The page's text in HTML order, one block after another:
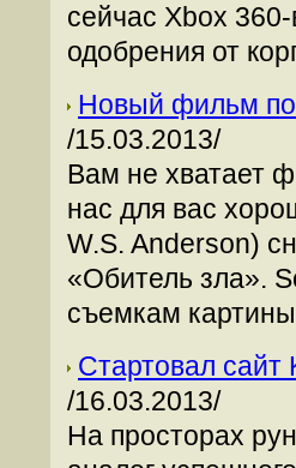
сейчас Xbox
одобрения от
Новый фильм по
/15.03.2013/
Вам не хватает
нас для вас
W.S. Anderson)
«Обитель зла».
съемкам
Стартовал сайт
/16.03.2013/
На просторах